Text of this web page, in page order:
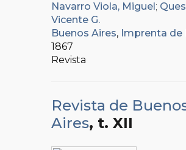
Navarro Viola, Miguel ;
Vicente G.
Buenos Aires, Imprenta de
1867
Revista
Revista de
Aires, t. XII